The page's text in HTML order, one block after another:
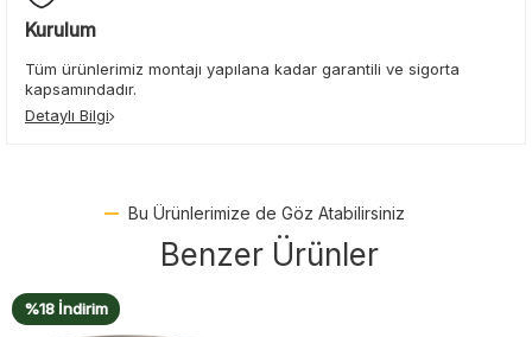
Kurulum
Tüm ürünlerimiz montajı yapılana kadar garantili ve sigorta
kapsamındadır.
Detaylı Bilgi
Bu Ürünlerimize de Göz Atabilirsiniz
Benzer Ürünler
%20 İndirim